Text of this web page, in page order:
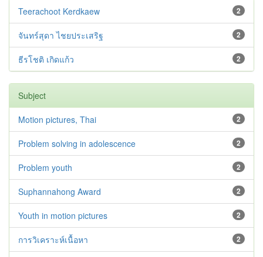
2
Teerachoot Kerdkaew
2
จันทร์สุดา ไชยประเสริฐ
2
ธีรโชติ เกิดแก้ว
Subject
2
Motion pictures, Thai
2
Problem solving in adolescence
2
Problem youth
2
Suphannahong Award
2
Youth in motion pictures
2
การวิเคราะห์เนื้อหา